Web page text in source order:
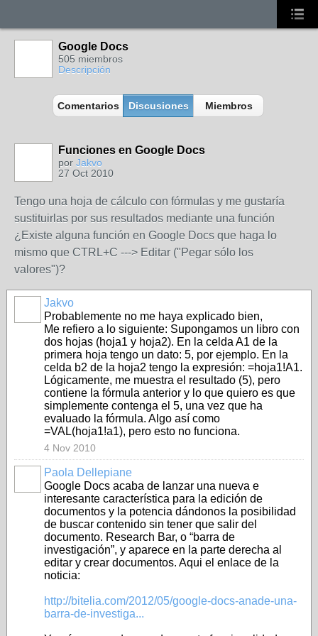
Google Docs
505 miembros
Descripción
Comentarios Discusiones Miembros
Funciones en Google Docs
por Jakvo
27 Oct 2010
Tengo una hoja de cálculo con fórmulas y me gustaría
sustituirlas por sus resultados mediante una función
¿Existe alguna función en Google Docs que haga lo
mismo que CTRL+C ---> Editar ("Pegar sólo los
valores")?
Jakvo
Probablemente no me haya explicado bien,
Me refiero a lo siguiente: Supongamos un libro con
dos hojas (hoja1 y hoja2). En la celda A1 de la
primera hoja tengo un dato: 5, por ejemplo. En la
celda b2 de la hoja2 tengo la expresión: =hoja1!A1.
Lógicamente, me muestra el resultado (5), pero
contiene la fórmula anterior y lo que quiero es que
simplemente contenga el 5, una vez que ha
evaluado la fórmula. Algo así como
=VAL(hoja1!a1), pero esto no funciona.
4 Nov 2010
Paola Dellepiane
Google Docs acaba de lanzar una nueva e
interesante característica para la edición de
documentos y la potencia dándonos la posibilidad
de buscar contenido sin tener que salir del
documento. Research Bar, o “barra de
investigación”, y aparece en la parte derecha al
editar y crear documentos. Aqui el enlace de la
noticia:
http://bitelia.com/2012/05/google-docs-anade-una-
barra-de-investiga...